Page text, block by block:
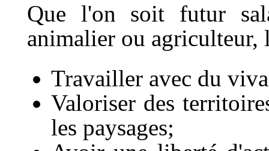
Que l'on soit futur
animalier ou agriculteur,
Travailler avec du
Valoriser des
les paysages;